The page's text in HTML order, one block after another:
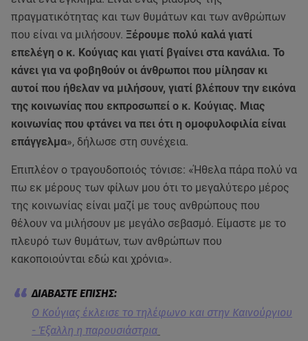
πραγματικότητας και των θυμάτων και των ανθρώπων
που είναι να μιλήσουν. Ξέρουμε πολύ καλά γιατί
επελέγη ο κ. Κούγιας και γιατί βγαίνει στα κανάλια. Το
κάνει για να φοβηθούν οι άνθρωποι που μίλησαν κι
αυτοί που ήθελαν να μιλήσουν, γιατί βλέπουν την εικόνα
της κοινωνίας που εκπροσωπεί ο κ. Κούγιας. Μιας
κοινωνίας που φτάνει να πει ότι η ομοφυλοφιλία είναι
επάγγελμα», δήλωσε στη συνέχεια.
Επιπλέον ο τραγουδοποιός τόνισε: «Ήθελα πάρα πολύ να
πω εκ μέρους των φίλων μου ότι το μεγαλύτερο μέρος
της κοινωνίας είναι μαζί με τους ανθρώπους που
θέλουν να μιλήσουν με μεγάλο σεβασμό. Είμαστε με το
πλευρό των θυμάτων, των ανθρώπων που
κακοποιούνται εδώ και χρόνια».
Ο Κούγιας έκλεισε το τηλέφωνο και στην Καινούργιου
- Έξαλλη η παρουσιάστρια